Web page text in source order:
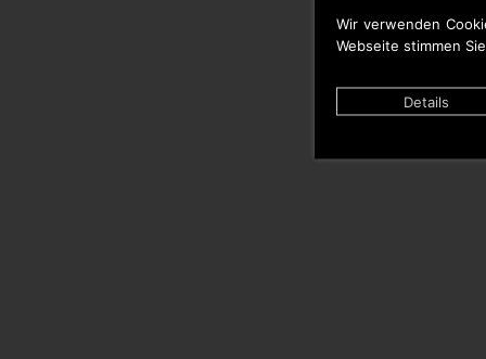
Wir verwenden
Webseite stimmen
Details